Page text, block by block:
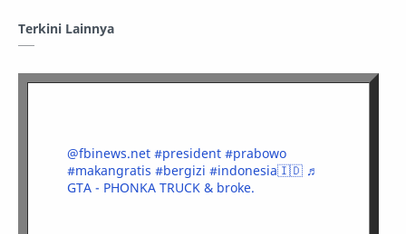
Terkini Lainnya
@fbinews.net #president #prabowo
#makangratis #bergizi #indonesia🇮🇩 ♬
GTA - PHONKA TRUCK & broke.